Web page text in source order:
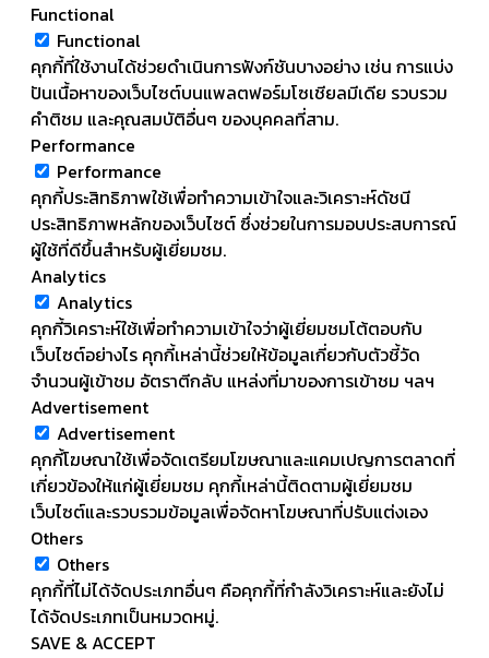
Functional
Functional
คุกกี้ที่ใช้งานได้ช่วยดำเนินการฟังก์ชันบางอย่าง เช่น การแบ่ง
ปันเนื้อหาของเว็บไซต์บนแพลตฟอร์มโซเชียลมีเดีย รวบรวม
คำติชม และคุณสมบัติอื่นๆ ของบุคคลที่สาม.
Performance
Performance
คุกกี้ประสิทธิภาพใช้เพื่อทำความเข้าใจและวิเคราะห์ดัชนี
ประสิทธิภาพหลักของเว็บไซต์ ซึ่งช่วยในการมอบประสบการณ์
ผู้ใช้ที่ดีขึ้นสำหรับผู้เยี่ยมชม.
Analytics
Analytics
คุกกี้วิเคราะห์ใช้เพื่อทำความเข้าใจว่าผู้เยี่ยมชมโต้ตอบกับ
เว็บไซต์อย่างไร คุกกี้เหล่านี้ช่วยให้ข้อมูลเกี่ยวกับตัวชี้วัด
จำนวนผู้เข้าชม อัตราตีกลับ แหล่งที่มาของการเข้าชม ฯลฯ
Advertisement
Advertisement
คุกกี้โฆษณาใช้เพื่อจัดเตรียมโฆษณาและแคมเปญการตลาดที่
เกี่ยวข้องให้แก่ผู้เยี่ยมชม คุกกี้เหล่านี้ติดตามผู้เยี่ยมชม
เว็บไซต์และรวบรวมข้อมูลเพื่อจัดหาโฆษณาที่ปรับแต่งเอง
Others
Others
คุกกี้ที่ไม่ได้จัดประเภทอื่นๆ คือคุกกี้ที่กำลังวิเคราะห์และยังไม่
ได้จัดประเภทเป็นหมวดหมู่.
SAVE & ACCEPT